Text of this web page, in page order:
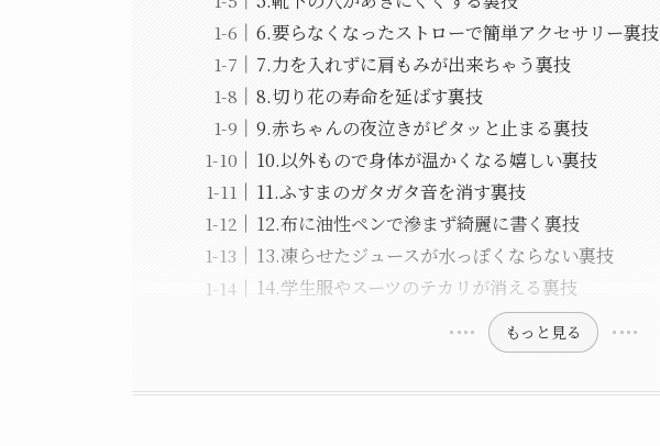
6.要らなくなったストローで簡単アクセサリー裏技
7.力を入れずに肩もみが出来ちゃう裏技
8.切り花の寿命を延ばす裏技
9.赤ちゃんの夜泣きがピタッと止まる裏技
10.以外もので身体が温かくなる嬉しい裏技
11.ふすまのガタガタ音を消す裏技
12.布に油性ペンで滲まず綺麗に書く裏技
13.凍らせたジュースが水っぽくならない裏技
14.学生服やスーツのテカリが消える裏技
もっと見る